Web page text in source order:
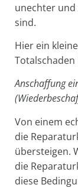
unechter und
sind.
Hier ein
Totalschaden
Anschaffung
Von einem
die
übersteigen.
die
diese